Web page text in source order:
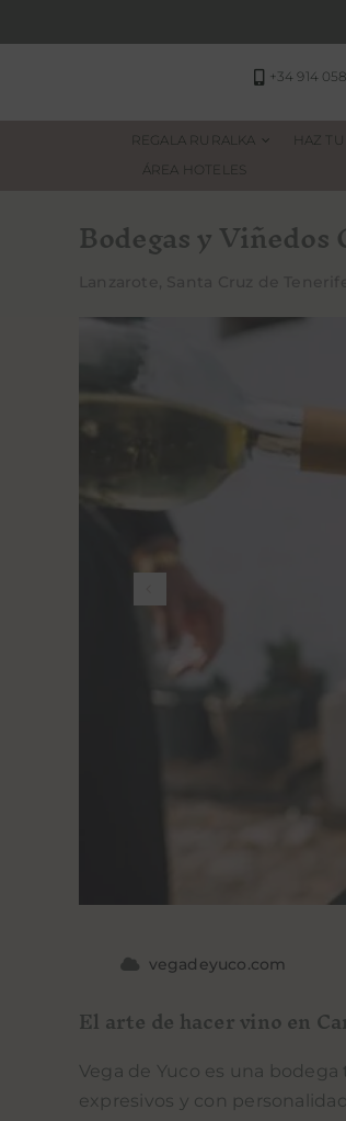
al
+34 914
REGALA RURALKA HAZ
ÁREA HOTELES
Bodegas y Viñedos
vegadeyuco.com
El arte de hacer vino en
Vega de Yuco es una
expresivos y con